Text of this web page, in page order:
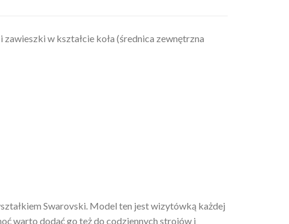
zawieszki w kształcie koła (średnica zewnętrzna
Swarovski. Model ten jest wizytówką każdej
warto dodać go też do codziennych strojów i